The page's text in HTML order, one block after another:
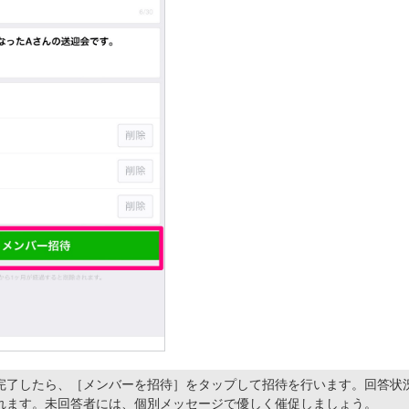
了したら、［メンバーを招待］をタップして招待を行います。回答状
ます。未回答者には、個別メッセージで優しく催促しましょう。